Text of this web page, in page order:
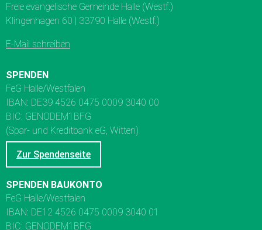
Freie evangelische Gemeinde Halle (Westf.)
Klingenhagen 60 | 33790 Halle (Westf.)
E-Mail schreiben
SPENDEN
FeG Halle/Westfalen
IBAN: DE39 4526 0475 0009 3040 00
BIC: GENODEM1BFG
(Spar- und Kreditbank eG, Witten)
Zur Spendenseite
SPENDEN BAUKONTO
FeG Halle/Westfalen
IBAN: DE12 4526 0475 0009 3040 01
BIC: GENODEM1BFG